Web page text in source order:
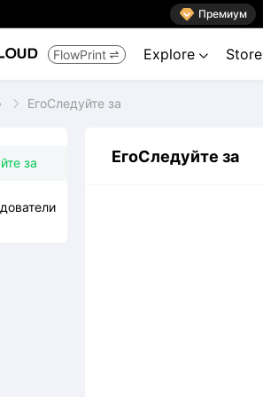
 Премиум
FlowPrint  Explore  Store
ЕгоСледуйте за
за ЕгоСледуйте за